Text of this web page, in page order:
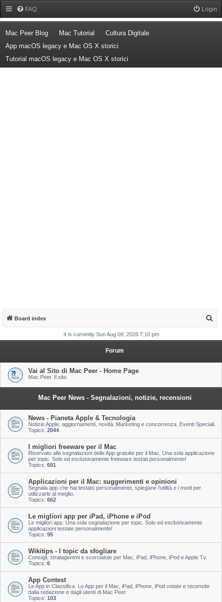
FAQ Login
Mac Peer Blog(Opens a new tab)
Mac Tutorial (Opens a new tab)
Cultura Digitale(Opens a new tab)
App macOS legacy e Mac OS X storici
Tutorial macOS legacy e Mac OS X storici
Board index
a
It is currently Sun Aug 09, 2026 7:10 pm
Forum
Vai al Sito di Mac Peer - Home Page
Mac Peer. Il sito
Mac Peer News - Segnalazioni, notizie, recensioni
News - Pianeta Apple & Tecnologia
Notizie Apple, aggiornamenti, novità. Marketing e concorrenza. Eventi Speciali.
Topics: 2044
I migliori freeware per il Mac
Riservato alle segnalazioni delle App gratuite per il Mac. Una sola applicazione
per topic. Solo ed esclusivamente freeware testati personalmente!
Topics: 691
Applicazioni per il Mac: suggerimenti e opinioni
Segnala app che hai testato personalmente, spiegane l'utilità e i modi per
utilizzarle al meglio.
Topics: 662
Le migliori app per iPad, iPhone e iPod
Le migliori app. Una sola segnalazione per topic. Solo ed esclusivamente
applicazioni testate personalmente!
Topics: 95
Wikitips - I topic da sfogliare
Consigli, stratagemmi e scorciatoie per Mac, iPad, iPhone, iPod e Apple Tv.
Topics: 6
App Contest
Le App in Classifica. Le App per il Mac, iPad, iPhone, iPod votate e recensite
dalla redazione e dagli utenti di Mac Peer
Topics: 103